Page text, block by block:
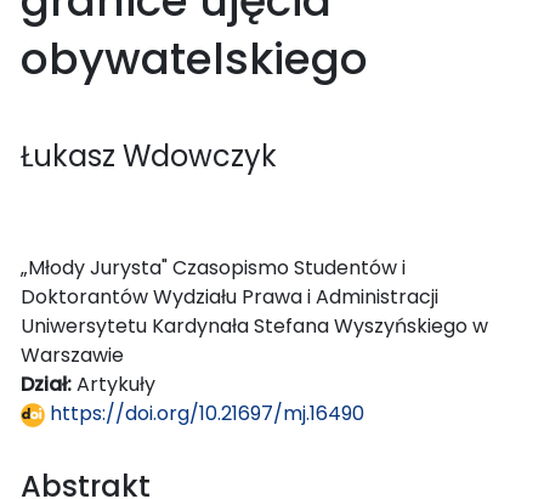
obywatelskiego
Łukasz Wdowczyk
„Młody Jurysta" Czasopismo Studentów i
Doktorantów Wydziału Prawa i Administracji
Uniwersytetu Kardynała Stefana Wyszyńskiego w
Warszawie
Dział:Artykuły
https://doi.org/10.21697/mj.16490
Abstrakt